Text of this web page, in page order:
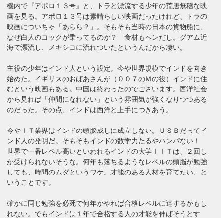
機内で『アポロ１３号』と、トラと漂流する少年の荒唐無稽な映
画を見る。アポロ１３号は素晴らしい映画だったけれど、トラの
映画についちゃ「あらら？」。そもそも当時の日本の貨物船に、
なぜ白人のコックが乗ってるのか？ 食材もヘンだし。グアム近
海で漂流し、メキシコに流れついたというんだから凄い。
主役の少年はインド人という設定。今や世界規模でインドを向き
始めた。イギリスのおばあさんが（００７のＭの役）インドに住
むという映画もある。中国は終わったのでございます。西洋社会
から見れば「仲間になれない」という雰囲気が強くなりつつある
のだった。その点、インドは西洋と上手につきあう。
今やＩＴ業界はインドの頭脳成しに成立しない。ＵＳＢだってイ
ンド人の発明だ。そもそもインドの数学力たるやハンパない！
世界で一番レベル高いといわれるインドの大学ＩＩＴは、２回し
か受けられないそうな。何年も落ちるようなレベルの頭脳が勉強
しても、時間のムダというワケ。才能のある人材を育てたい、と
いうことです。
確かに同じ勉強を必死で何年かやれば合格レベルに達するかもし
れない。でもインドは１年で合格する人の才能を伸ばそうとす